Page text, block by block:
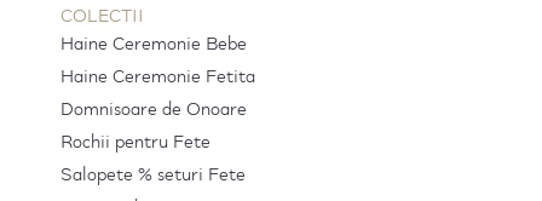
COLECTII
Haine Ceremonie Bebe
Haine Ceremonie Fetita
Domnisoare de Onoare
Rochii pentru Fete
Salopete % seturi Fete